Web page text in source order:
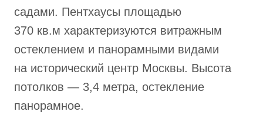
садами. Пентхаусы площадью
370 кв.м характеризуются витражным
остеклением и панорамными видами
на исторический центр Москвы. Высота
потолков — 3,4 метра, остекление
панорамное.